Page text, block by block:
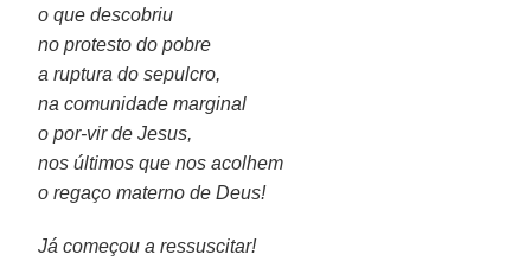
o que descobriu
no protesto do pobre
a ruptura do sepulcro,
na comunidade marginal
o por-vir de Jesus,
nos últimos que nos acolhem
o regaço materno de Deus!
Já começou a ressuscitar!